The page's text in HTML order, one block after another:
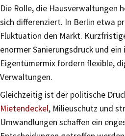
Die Rolle, die Hausverwaltungen
sich differenziert. In Berlin etwa
Fluktuation den Markt.
enormer Sanierungsdruck und
Eigentümermix fordern flexible,
Verwaltungen.
Gleichzeitig ist der politische
Mietendeckel, Milieuschutz und
Umwandlungen schaffen ein